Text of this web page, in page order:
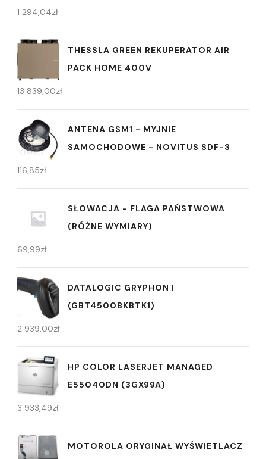
1 294,04zł
THESSLA GREEN REKUPERATOR AIR
PACK HOME 400V
13 839,00zł
ANTENA GSM1 - MYJNIE
SAMOCHODOWE - NOVITUS SDF-3
116,85zł
SŁOWACJA - FLAGA PAŃSTWOWA
(RÓŻNE WYMIARY)
69,99zł
DATALOGIC GRYPHON I
(GBT4500BKBTK1)
2 939,00zł
HP COLOR LASERJET MANAGED
E55040DN (3GX99A)
3 933,49zł
MOTOROLA ORYGINAŁ WYŚWIETLACZ